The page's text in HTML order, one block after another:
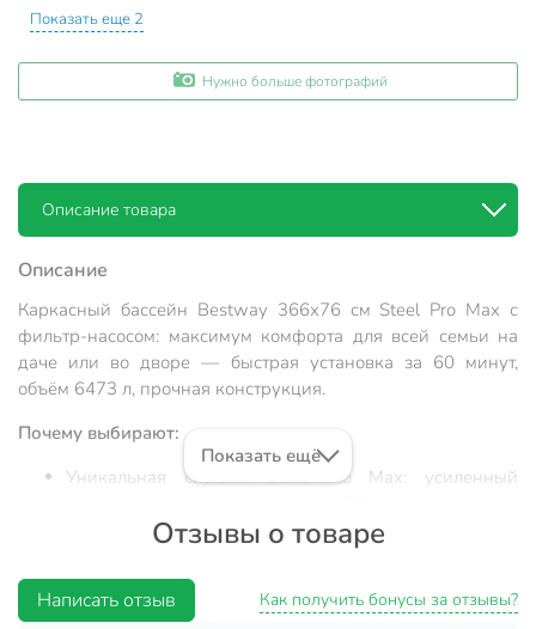
Показать еще 2
Нужно больше фотографий
Описание товара
Описание
Каркасный бассейн Bestway 366х76 см Steel Pro Max с
фильтр-насосом: максимум комфорта для всей семьи на
даче или во дворе — быстрая установка за 60 минут,
объём 6473 л, прочная конструкция.
Почему выбирают:
Уникальная система Steel Pro Max: усиленный
и долговечность даже при ежедневном
Оптимальный размер 366×76 см и вместимость 6473
л — идеально для купания взрослых и детей,
Показать ещё
Отзывы о товаре
Написать отзыв Как получить бонусы за отзывы?